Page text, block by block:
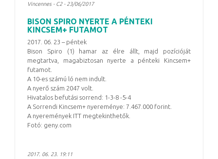
Vincennes - C2 - 23/06/2017
BISON SPIRO NYERTE A PÉNTEKI
KINCSEM+ FUTAMOT
2017. 06. 23 – péntek
Bison Spiro (1) hamar az élre állt, majd pozícióját
megtartva, magabiztosan nyerte a pénteki Kincsem+
futamot.
A 10-es számú ló nem indult.
A nyerő szám 2047 volt.
Hivatalos befutási sorrend: 1-3-8 -5-4
A Sorrendi Kincsem+ nyereménye: 7.467.000 forint.
A nyeremények ITT megtekinthetők.
Fotó: geny.com
2017. 06. 23. 19:11